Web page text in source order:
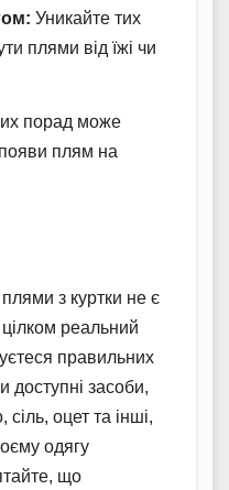
Уникайте тих
плями від їжі чи
порад може
плям на
плями з куртки не є
реальний
правильних
доступні засоби,
оцет та інші,
одягу
що